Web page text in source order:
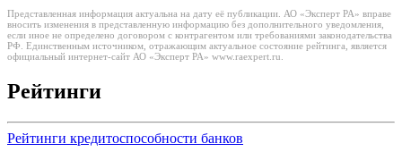
Представленная информация актуальна на дату её публикации. АО «Эксперт РА» вправе
вносить изменения в представленную информацию без дополнительного уведомления,
если иное не определено договором с контрагентом или требованиями законодательства
РФ. Единственным источником, отражающим актуальное состояние рейтинга, является
официальный интернет-сайт АО «Эксперт РА» www.raexpert.ru.
Рейтинги
Рейтинги кредитоспособности банков